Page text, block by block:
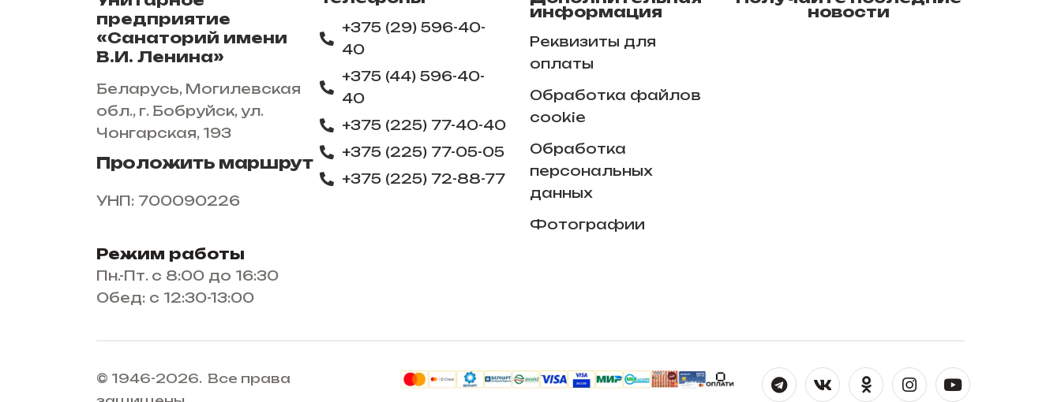
предприятие
«Санаторий имени
В.И. Ленина»
Беларусь, Могилевская
обл., г. Бобруйск, ул.
Чонгарская, 193
Проложить маршрут
УНП: 700090226
Режим работы
Пн.-Пт. с 8:00 до 16:30
Обед: с 12:30-13:00
+375 (29) 596-40-
40
+375 (44) 596-40-
40
+375 (225) 77-40-40
+375 (225) 77-05-05
+375 (225) ​72-88-77
информация
Реквизиты для
оплаты
Обработка файлов
cookie
Обработка
персональных
данных
Фотографии
новости
© 1946-2026. Все права